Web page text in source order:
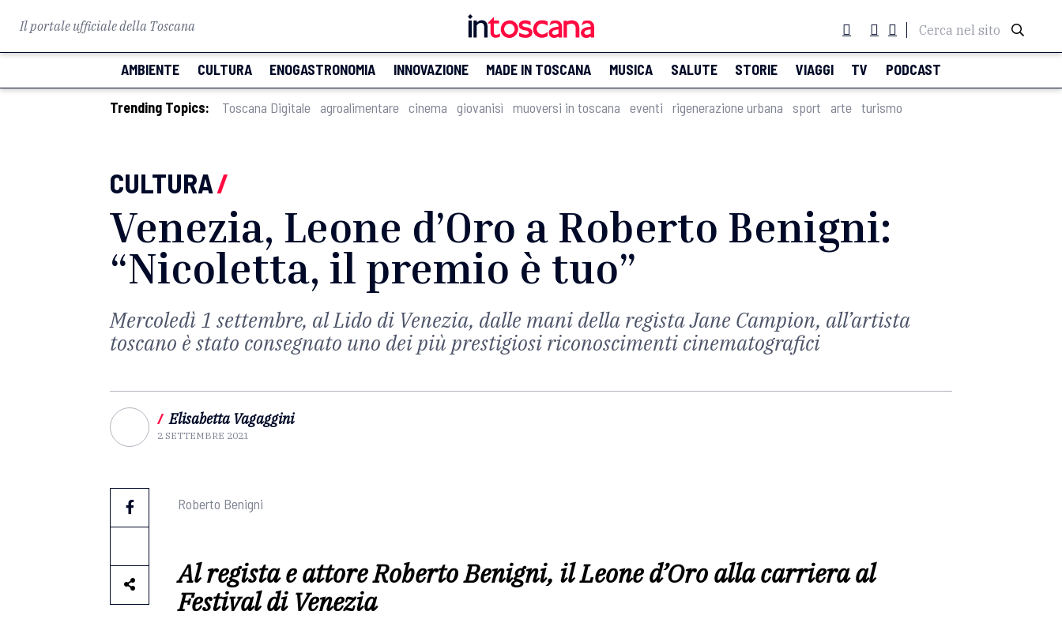
Il portale ufficiale della Toscana Cerca nel sito
AMBIENTE CULTURA ENOGASTRONOMIA INNOVAZIONE MADE IN TOSCANA MUSICA SALUTE STORIE VIAGGI TV PODCAST
Trending Topics: Toscana Digitale agroalimentare cinema giovanisì muoversi in toscana eventi rigenerazione urbana sport arte turismo
CULTURA/
Venezia, Leone d’Oro a Roberto Benigni:
“Nicoletta, il premio è tuo”
Mercoledì 1 settembre, al Lido di Venezia, dalle mani della regista Jane Campion, all’artista
toscano è stato consegnato uno dei più prestigiosi riconoscimenti cinematografici
/ Elisabetta Vagaggini
2 SETTEMBRE 2021
Roberto Benigni
Al regista e attore Roberto Benigni, il Leone d’Oro alla carriera al
Festival di Venezia